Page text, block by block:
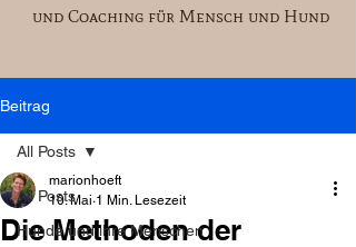
und Coaching für Mensch und Hund
Beitrag
All Posts
Hunde und ihre Menschen
All Posts
Die Methoden der
marionhoeft
10. Mai 1 Min. Lesezeit